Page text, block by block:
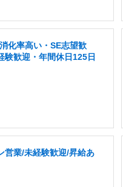
化率高い・SE志望歓
験歓迎・年間休日125日
営業/未経験歓迎/昇給あ